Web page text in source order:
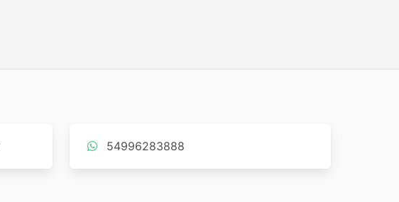
54996283888